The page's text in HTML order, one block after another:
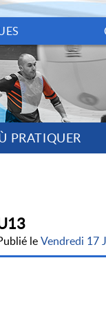
PRATIQUER
leVendredi 17